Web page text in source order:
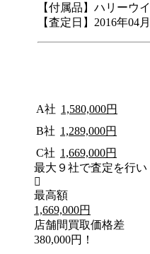
【付属品】ハリーウ
【査定日】2016年04月
A社 1,580,000円
B社 1,289,000円
C社 1,669,000円
最大９社で査定を行い
最高額
1,669,000円
店舗間買取価格差
380,000円！